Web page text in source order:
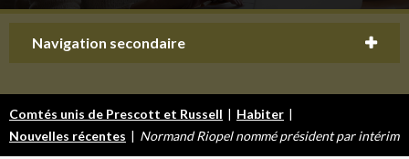
Navigation secondaire
Comtés unis de Prescott et Russell | Habiter |
Nouvelles récentes | Normand Riopel nommé président par intérim